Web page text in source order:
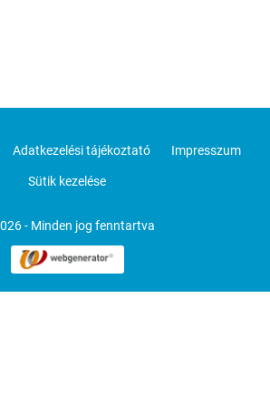
- Minden jog fenntartva
Adatkezelési tájékoztató Impresszum
Sütik kezelése